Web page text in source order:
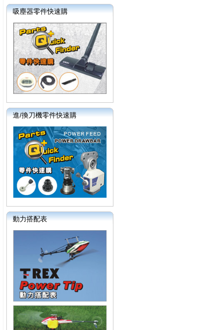
吸塵器零件快速購
進/換刀機零件快速購
動力搭配表